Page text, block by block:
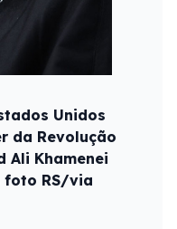
Unidos
da Revolução
Ali Khamenei
foto RS/via